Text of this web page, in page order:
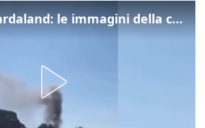
Incendio a Gardaland: le immagini della colonna di fumo